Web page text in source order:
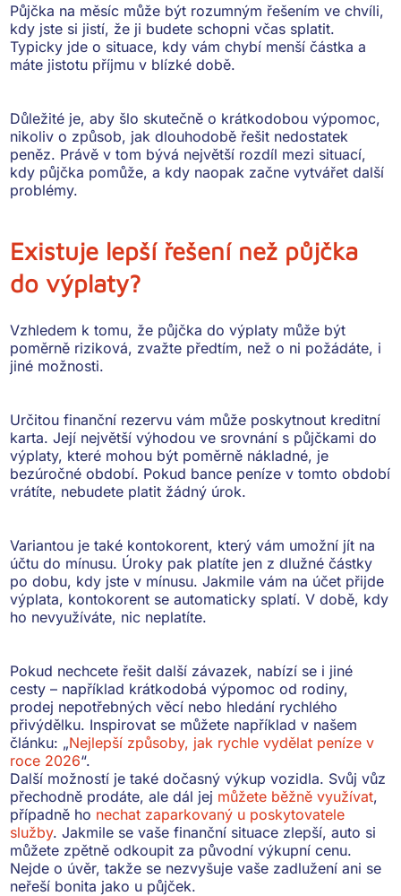
Půjčka na měsíc může být rozumným řešením ve chvíli,
kdy jste si jistí, že ji budete schopni včas splatit.
Typicky jde o situace, kdy vám chybí menší částka a
máte jistotu příjmu v blízké době.
Důležité je, aby šlo skutečně o krátkodobou výpomoc,
nikoliv o způsob, jak dlouhodobě řešit nedostatek
peněz. Právě v tom bývá největší rozdíl mezi situací,
kdy půjčka pomůže, a kdy naopak začne vytvářet další
problémy.
Existuje lepší řešení než půjčka
do výplaty?
Vzhledem k tomu, že půjčka do výplaty může být
poměrně riziková, zvažte předtím, než o ni požádáte, i
jiné možnosti.
Určitou finanční rezervu vám může poskytnout kreditní
karta. Její největší výhodou ve srovnání s půjčkami do
výplaty, které mohou být poměrně nákladné, je
bezúročné období. Pokud bance peníze v tomto období
vrátíte, nebudete platit žádný úrok.
Variantou je také kontokorent, který vám umožní jít na
účtu do mínusu. Úroky pak platíte jen z dlužné částky
po dobu, kdy jste v mínusu. Jakmile vám na účet přijde
výplata, kontokorent se automaticky splatí. V době, kdy
ho nevyužíváte, nic neplatíte.
Pokud nechcete řešit další závazek, nabízí se i jiné
cesty – například krátkodobá výpomoc od rodiny,
prodej nepotřebných věcí nebo hledání rychlého
přivýdělku. Inspirovat se můžete například v našem
článku: „Nejlepší způsoby, jak rychle vydělat peníze v
roce 2026“.
Další možností je takédočasný výkup vozidla. Svůj vůz
přechodně prodáte, ale dál jej můžete běžně využívat,
případně ho nechat zaparkovaný u poskytovatele
služby. Jakmile se vaše finanční situace zlepší, auto si
můžete zpětně odkoupit za původní výkupní cenu.
Nejde o úvěr, takže se nezvyšuje vaše zadlužení ani se
neřeší bonita jako u půjček.